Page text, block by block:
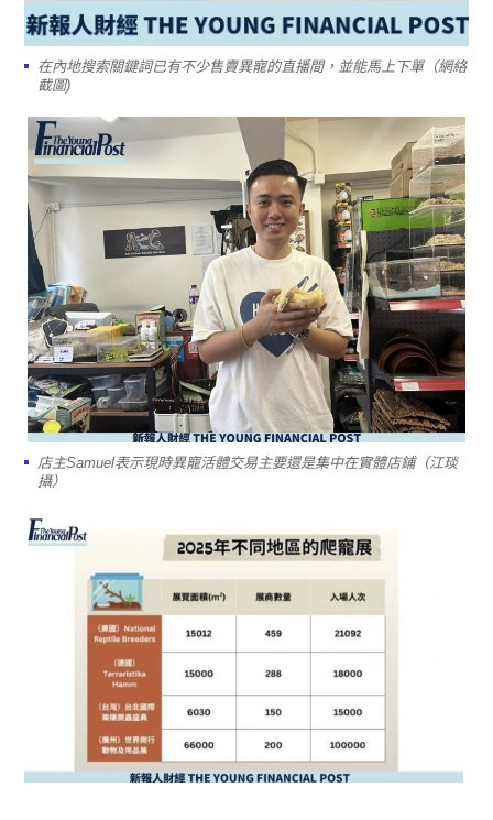
在內地搜索關鍵詞已有不少售賣異寵的直播間，並能馬上下單（網絡
截圖)
店主Samuel表示現時異寵活體交易主要還是集中在實體店鋪（江琰
攝）